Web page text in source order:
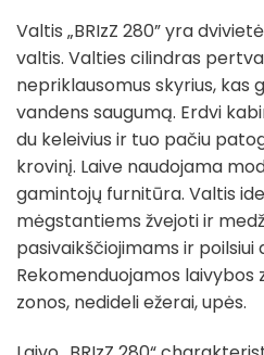
Valtis „BRIzZ 280” yra
valtis. Valties cilindras
nepriklausomus skyrius, kas
vandens saugumą. Erdvi
du keleivius ir tuo pačiu
krovinį. Laive naudojama
gamintojų furnitūra. Valtis
mėgstantiems žvejoti ir
pasivaikščiojimams ir poilsiui
Rekomenduojamos laivybos
zonos, nedideli ežerai, upės.